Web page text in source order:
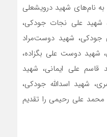
سرافراز به نام‌های شهید درویشعلی
شهید علی نجات جودکی،
جودکی، شهید دوست‌مراد
شهید دوست علی بگزاده،
قاسم علی ایمانی، شهید
شهید اسدالله جودکی،
علی رحیمی را تقدیم